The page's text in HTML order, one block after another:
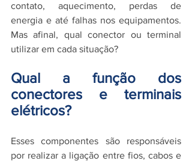
contato, aquecimento, perdas de
energia e até falhas nos equipamentos.
Mas afinal, qual conector ou terminal
utilizar em cada situação?
Qual a função dos
conectores e terminais
elétricos?
Esses componentes são responsáveis
por realizar a ligação entre fios, cabos e